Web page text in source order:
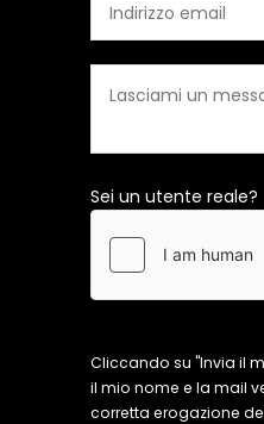
Sei un utente reale?
Cliccando su "Invia il
il mio nome e la mail
corretta erogazione